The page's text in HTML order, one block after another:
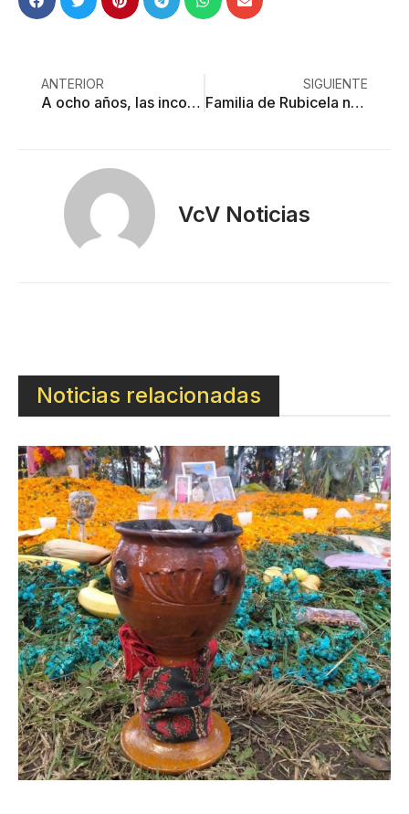
ANTERIOR
A ocho años, las inconsistencias sobre Ayotzinapa
SIGUIENTE
Familia de Rubicela no puede recuperar restos
VcV Noticias
Noticias relacionadas